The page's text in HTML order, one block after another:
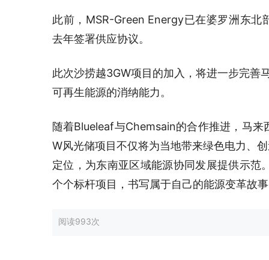
此前，MSR-Green Energy已在婆罗洲东
去年签署供应协议。
此次沙捞越3GW项目的加入，将进一步完善
可再生能源的消纳能力。
随着Blueleaf与Chemsain的合作推进，马来
W风光储项目不仅将为当地带来绿色电力、
定位，为东南亚区域能源协同发展提供示范
个个标杆项目，书写属于自己的能源变革故
阅读993次